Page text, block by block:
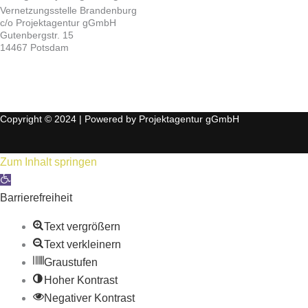
Vernetzungsstelle Brandenburg
c/o Projektagentur gGmbH
Gutenbergstr. 15
14467 Potsdam
Copyright © 2024 | Powered by Projektagentur gGmbH
Zum Inhalt springen
Werkzeugleiste öffnen
Barrierefreiheit
Text vergrößern
Text verkleinern
Graustufen
Hoher Kontrast
Negativer Kontrast